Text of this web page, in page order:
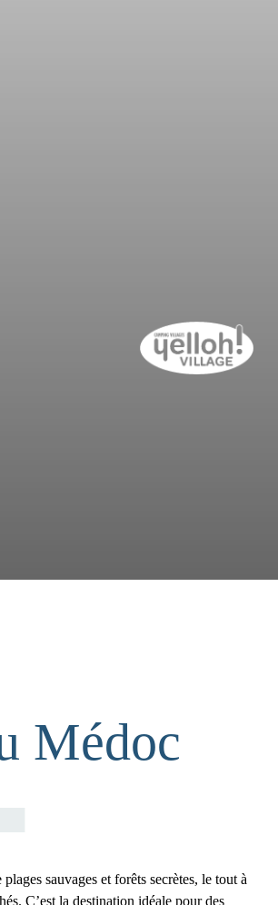
Médoc
sauvages et forêts secrètes, le tout à
C’est la destination idéale pour des